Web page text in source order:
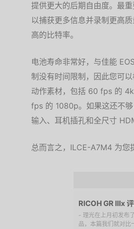
提供更大的后期自由度。最
以捕获更多信息并录制更高
高的比特率。
电池寿命非常好，与佳能
制没有时间限制，因此您可
动作素材，包括 60 fps 的
fps 的 1080p。如果这还不
输入、耳机插孔和全尺寸
总而言之，ILCE-A7M4 为您
RICOH GR IIIx
视角！
- 理光在上月初发布
品，本篇我们就对比